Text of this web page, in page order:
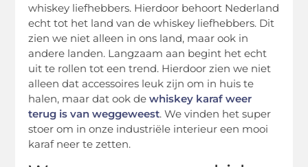
whiskey liefhebbers. Hierdoor behoort Nederland
echt tot het land van de whiskey liefhebbers. Dit
zien we niet alleen in ons land, maar ook in
andere landen. Langzaam aan begint het echt
uit te rollen tot een trend. Hierdoor zien we niet
alleen dat accessoires leuk zijn om in huis te
halen, maar dat ook dewhiskey karaf weer
terug is van weggeweest. We vinden het super
stoer om in onze industriële interieur een mooi
karaf neer te zetten.